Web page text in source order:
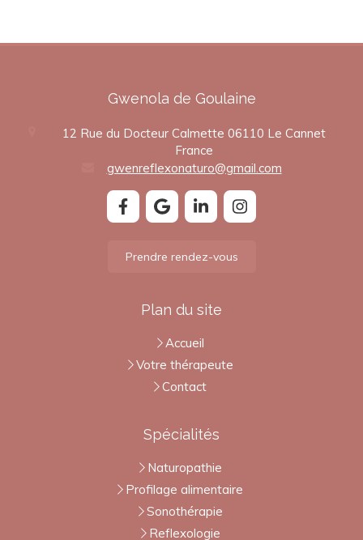
Gwenola de Goulaine
12 Rue du Docteur Calmette 06110 Le Cannet
France
gwenreflexonaturo@gmail.com
Prendre rendez-vous
Plan du site
Accueil
Votre thérapeute
Contact
Spécialités
Naturopathie
Profilage alimentaire
Sonothérapie
Reflexologie